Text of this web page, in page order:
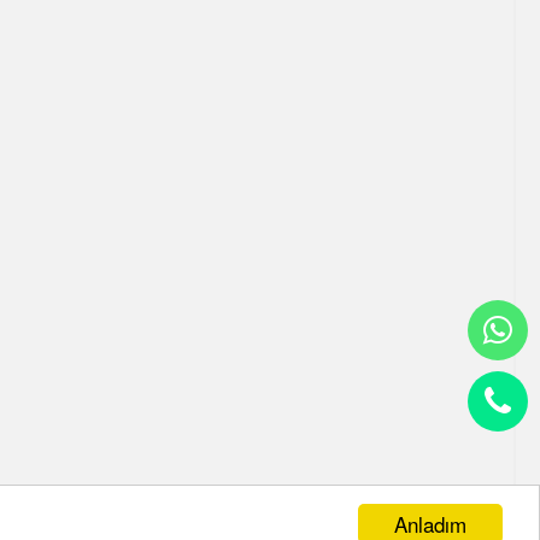
Anladım